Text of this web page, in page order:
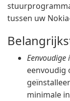
tussen uw
Eenvoudige
eenvoudig
minimale